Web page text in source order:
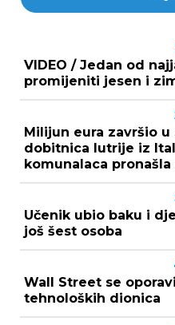
VIDEO / Jedan od
promijeniti jesen i
Milijun eura završio u
dobitnica lutrije iz
komunalaca
Učenik ubio baku i
još šest osoba
Wall Street se
tehnoloških dionica